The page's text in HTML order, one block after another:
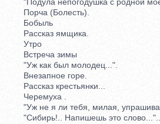
Порча (Болесть).
Бобыль
Рассказ ямщика.
Утро
Встреча зимы
"Уж как был молодец...".
Внезапное горе.
Рассказ крестьянки...
Черемуха .
"Уж не я ли тебя, милая,
"Сибирь!.. Напишешь это слово..."..